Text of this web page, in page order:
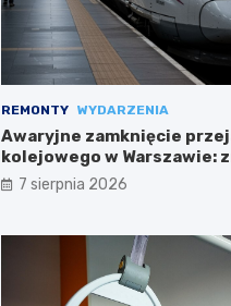
REMONTY WYDARZENIA
Awaryjne zamknięcie
kolejowego w Warszawie:
trasach mieszkańców
7 sierpnia 2026